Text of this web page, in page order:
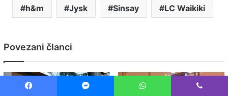
h&m Jysk Sinsay LC Waikiki
Povezani članci